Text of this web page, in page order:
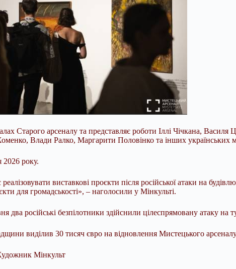
Старого арсеналу та представляє роботи Іллі Чічкана,
Влади Ралко, Маргарити Половінко та інших українських
2026 року.
виставкові проєкти після російської атаки на
для громадськості», – наголосили у Мінкульті.
два російські безпілотники здійснили цілеспрямовану атаку
виділив 30 тисяч євро на відновлення Мистецького
Мінкульт